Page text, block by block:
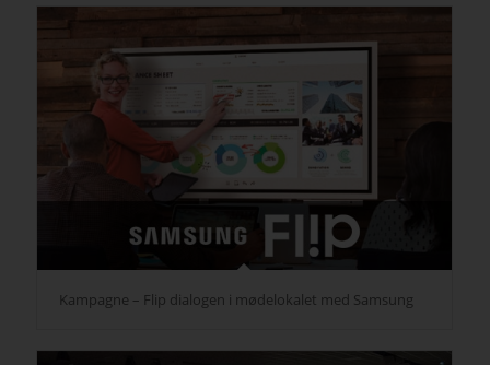
Kampagne – Flip dialogen i mødelokalet med Samsung